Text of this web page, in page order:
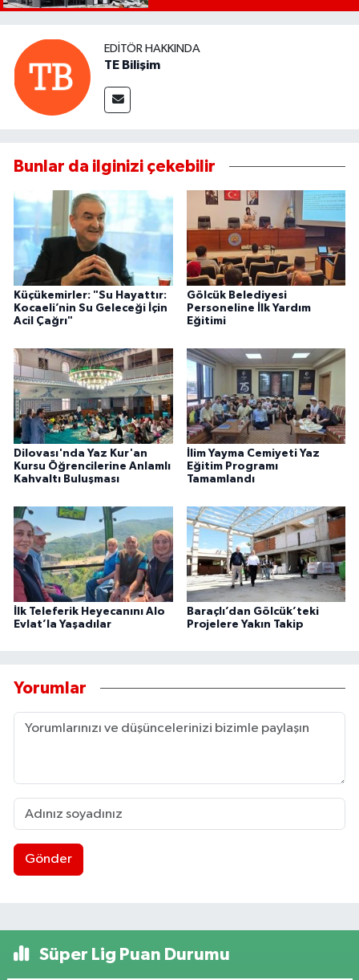
EDITÖR HAKKINDA
TE Bilişim
Bunlar da ilginizi çekebilir
Küçükemirler: "Su Hayattır:
Kocaeli’nin Su Geleceği İçin
Acil Çağrı"
Gölcük Belediyesi
Personeline İlk Yardım
Eğitimi
Dilovası'nda Yaz Kur'an
Kursu Öğrencilerine Anlamlı
Kahvaltı Buluşması
İlim Yayma Cemiyeti Yaz
Eğitim Programı
Tamamlandı
İlk Teleferik Heyecanını Alo
Evlat’la Yaşadılar
Baraçlı’dan Gölcük’teki
Projelere Yakın Takip
Yorumlar
Gönder
Süper Lig Puan Durumu